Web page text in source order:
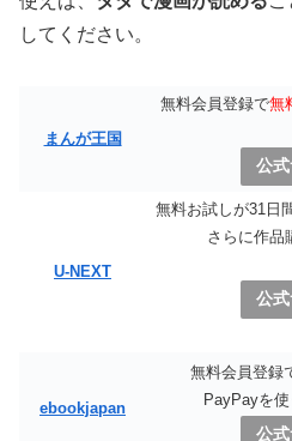
してください。
まんが王国
無料会員登録で無
公
U-NEXT
無料お試しが31日
さらに作品
公
ebookjapan
無料会員登録
PayPayを
公